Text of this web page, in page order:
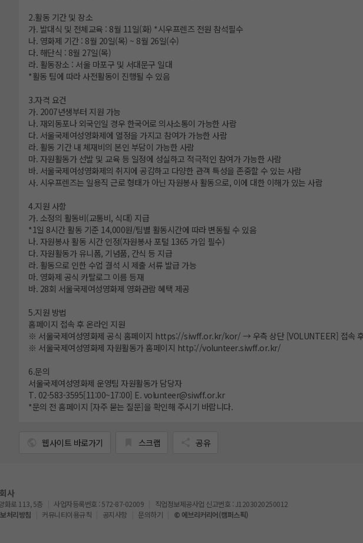
2.활동 기간 및 장소
가. 발대식 및 전체교육 : 8월 11일(화) *시우프렌즈 전원 참석필수
나. 영화제 기간 : 8월 20일(목) ~ 8월 26일(수)
다. 해단식 : 8월 27일(목)
라. 활동장소 : 서울 마포구 및 서대문구 일대
*활동 팀에 따라 사전활동이 진행될 수 있음
3.자격 요건
가. 2007년생부터 지원 가능
나. 재외동포나 외국인일 경우 한국어로 의사소통이 가능한 사람
다. 서울국제여성영화제에 열정을 가지고 참여가 가능한 사람
라. 활동 기간 내 체재비의 본인 부담이 가능한 사람
마. 자원활동가 선발 및 교육 등 일정에 성실하고 적극적인 참여가 가능한 사람
바. 서울국제여성영화제의 취지에 공감하고 다양한 관객 특성을 존중할 수 있는 사람
사. 시우프렌즈는 일용직 근로 형태가 아닌 자원봉사 활동으로, 이에 대한 이해가 있는 사람
4.지원 사항
가. 소정의 활동비(교통비, 식대) 지급
*1일 8시간 활동 기준 14,000원/팀별 활동시간에 따라 변동될 수 있음
나. 자원봉사 활동 시간 인정(자원봉사 포털 1365 가입 필수)
다. 자원활동가 유니폼, 기념품, 간식 등 지급
라. 활동으로 인한 수업 결석 시 제출 서류 발급 가능
마. 영화제 공식 카탈로그 이름 등재
바. 28회 서울국제여성영화제 영화관람 혜택 제공
5.지원 방법
홈페이지 접속 후 온라인 지원
※ 서울국제여성영화제 공식 홈페이지 https://siwff.or.kr/kor/ → 우측 상단 [VOLUNTEER] 접속
※ 서울국제여성영화제 자원활동가 홈페이지 http://volunteer.siwff.or.kr/
6.문의
서울국제여성영화제 운영팀 자원활동가 담당자
T. 02-583-3595[11:00~17:00] E. volunteer@siwff.or.kr
*문의 전 홈페이지 [자주 묻는 질문]을 확인해 주시기 바랍니다.
웹사이트 바로가기 스크랩 공유
사
화로 113, 5층 사업자등록번호 : 572-87-02009
직업정보제공사업 신고번호 : J1203020250012
처리방침 커뮤니티이용규칙 공지사항 문의하기 © 에브리커리어(캠퍼스픽)